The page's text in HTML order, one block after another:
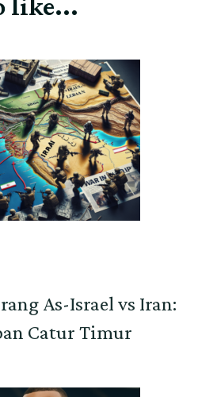
As-Israel vs Iran:
Catur Timur